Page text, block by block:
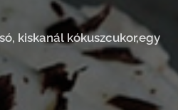
kiskanál kókuszcukor,egy